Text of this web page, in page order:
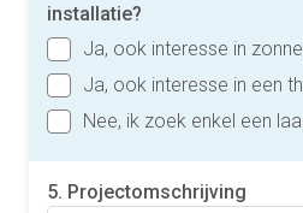
installatie?
Ja, ook interesse in
Ja, ook interesse in een
Nee, ik zoek enkel een
5. Projectomschrijving